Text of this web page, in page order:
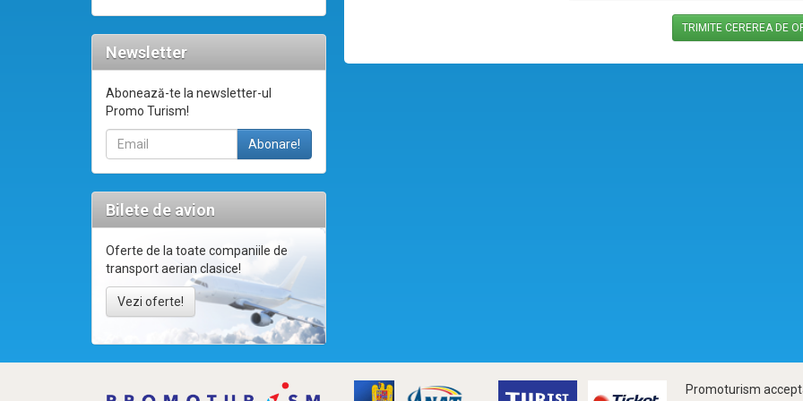
Newsletter
Abonează-te la newsletter-ul
Promo Turism!
Bilete de avion
Oferte de la toate companiile de
transport aerian clasice!
Vezi oferte!
Promoturism